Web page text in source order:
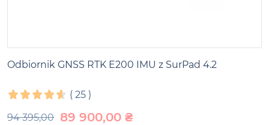
Odbiornik GNSS RTK E200 IMU z SurPad 4.2
( 25 )
94 395,00 89 900,00 ₴